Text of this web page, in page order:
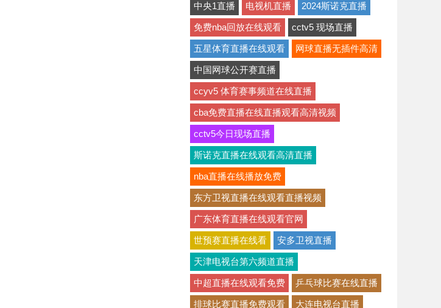
中央1直播 电视机直播 2024斯诺克直播
免费nba回放在线观看 cctv5 现场直播
五星体育直播在线观看 网球直播无插件高清
中国网球公开赛直播
ccyv5 体育赛事频道在线直播
cba免费直播在线直播观看高清视频
cctv5今日现场直播
斯诺克直播在线观看高清直播
nba直播在线播放免费
东方卫视直播在线观看直播视频
广东体育直播在线观看官网
世预赛直播在线看 安多卫视直播
天津电视台第六频道直播
中超直播在线观看免费 乒乓球比赛在线直播
排球比赛直播免费观看 大连电视台直播